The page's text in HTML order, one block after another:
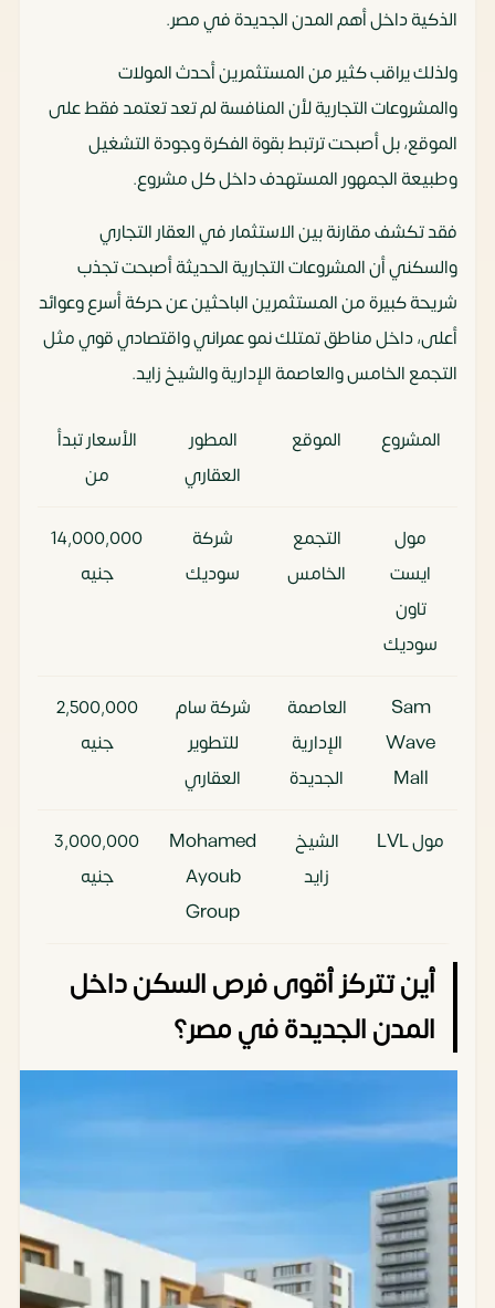
الذكية داخل أهم المدن الجديدة في مصر.
ولذلك يراقب كثير من المستثمرين أحدث المولات
والمشروعات التجارية لأن المنافسة لم تعد تعتمد فقط على
الموقع، بل أصبحت ترتبط بقوة الفكرة وجودة التشغيل
وطبيعة الجمهور المستهدف داخل كل مشروع.
فقد تكشف مقارنة بين الاستثمار في العقار التجاري
والسكني أن المشروعات التجارية الحديثة أصبحت تجذب
شريحة كبيرة من المستثمرين الباحثين عن حركة أسرع وعوائد
أعلى، داخل مناطق تمتلك نمو عمراني واقتصادي قوي مثل
التجمع الخامس والعاصمة الإدارية والشيخ زايد.
المشروع الموقع
المطور
العقاري
الأسعار تبدأ
من
مول
ايست
تاون
سوديك
التجمع
الخامس
شركة
سوديك
14٬000٬000
جنيه
Sam
Wave
Mall
العاصمة
الإدارية
الجديدة
شركة سام
للتطوير
العقاري
2٬500٬000
جنيه
مول LVL
الشيخ
زايد
Mohamed
Ayoub
Group
3٬000٬000
جنيه
أين تتركز أقوى فرص السكن داخل
المدن الجديدة في مصر؟